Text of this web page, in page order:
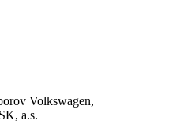
Volkswagen,
a.s.